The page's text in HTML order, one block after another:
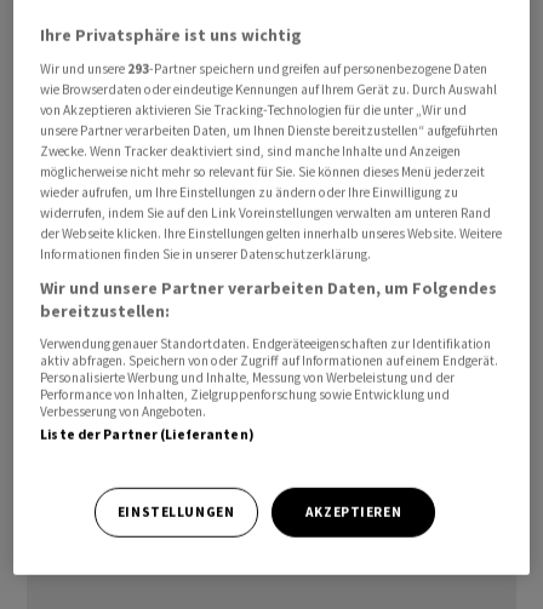
vergangenen Woche hatten die Ölpreise Verluste von
mehr als sieben Prozent erlitten. Dies war laut
Commerzbank das grösste Wochenminus seit vier
Monaten. Sie wurden auch durch die Hoffnung auf einen
Waffenstillstand in Gaza geschürt.
«Noch scheinen die Verhandlungen in einem frühen
Stadium zu sein, sodass eine schnelle Waffenruhe nicht
zu erwarten ist», schreiben die Commerzbank-Experten.
«Auch die US-Luftangriffe am Wochenende auf Milizen in
Syrien und im Irak, die für den Angriff auf einen US-
Stützpunkt vor einer Woche verantwortlich gemacht
werden, sowie auf Huthi-Stellungen im Jemen deuten
nicht auf eine Entspannung hin.»/jsl/he
Ihre Privatsphäre ist uns wichtig
Wir und unsere 293-Partner speichern und greifen auf personenbezogene Daten
wie Browserdaten oder eindeutige Kennungen auf Ihrem Gerät zu. Durch Auswahl
von Akzeptieren aktivieren Sie Tracking-Technologien für die unter „Wir und
unsere Partner verarbeiten Daten, um Ihnen Dienste bereitzustellen“ aufgeführten
Zwecke. Wenn Tracker deaktiviert sind, sind manche Inhalte und Anzeigen
möglicherweise nicht mehr so relevant für Sie. Sie können dieses Menü jederzeit
wieder aufrufen, um Ihre Einstellungen zu ändern oder Ihre Einwilligung zu
widerrufen, indem Sie auf den Link Voreinstellungen verwalten am unteren Rand
der Webseite klicken. Ihre Einstellungen gelten innerhalb unseres Website. Weitere
Informationen finden Sie in unserer Datenschutzerklärung.
Wir und unsere Partner verarbeiten Daten, um Folgendes
bereitzustellen:
Verwendung genauer Standortdaten. Endgeräteeigenschaften zur Identifikation
aktiv abfragen. Speichern von oder Zugriff auf Informationen auf einem Endgerät.
Personalisierte Werbung und Inhalte, Messung von Werbeleistung und der
Performance von Inhalten, Zielgruppenforschung sowie Entwicklung und
Verbesserung von Angeboten.
Liste der Partner (Lieferanten)
EINSTELLUNGEN AKZEPTIEREN